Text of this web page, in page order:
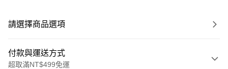
請選擇商品選項
付款與運送方式
超取滿NT$499免運